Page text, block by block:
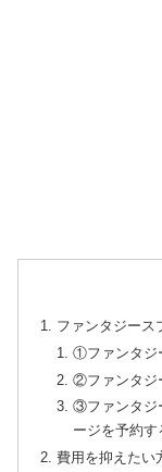
ファンタジース
①ファンタジ
②ファンタジ
③ファンタジ
ージを予約す
費用を抑えたい